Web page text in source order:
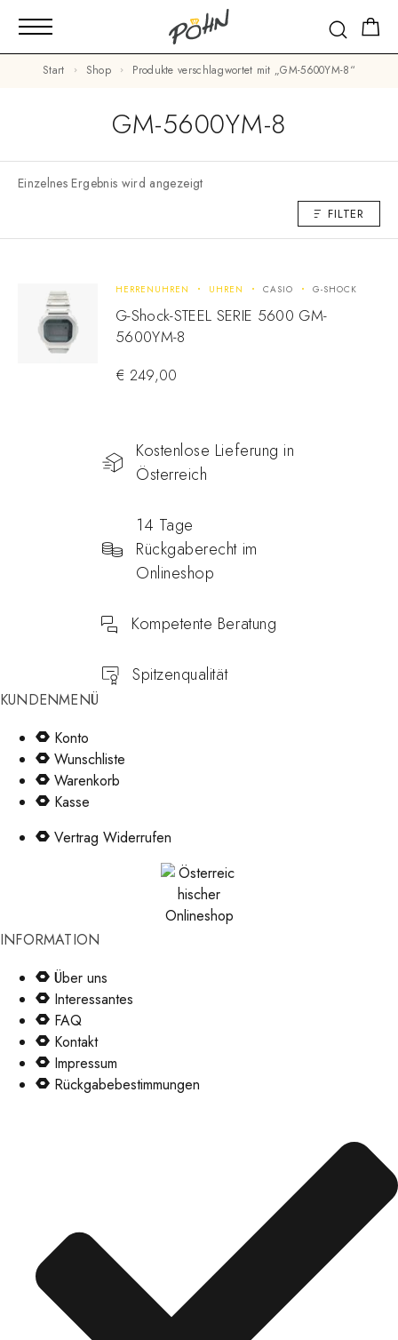
Start Shop Produkte verschlagwortet mit „GM-5600YM-8“
GM-5600YM-8
Einzelnes Ergebnis wird angezeigt
FILTER
HERRENUHREN UHREN CASIO G-SHOCK
G-Shock-STEEL SERIE 5600 GM-
5600YM-8
€ 249,00
Kostenlose Lieferung in
Österreich
14 Tage
Rückgaberecht im
Onlineshop
Kompetente Beratung
Spitzenqualität
KUNDENMENÜ
Konto
Wunschliste
Warenkorb
Kasse
Vertrag Widerrufen
INFORMATION
Über uns
Interessantes
FAQ
Kontakt
Impressum
Rückgabebestimmungen